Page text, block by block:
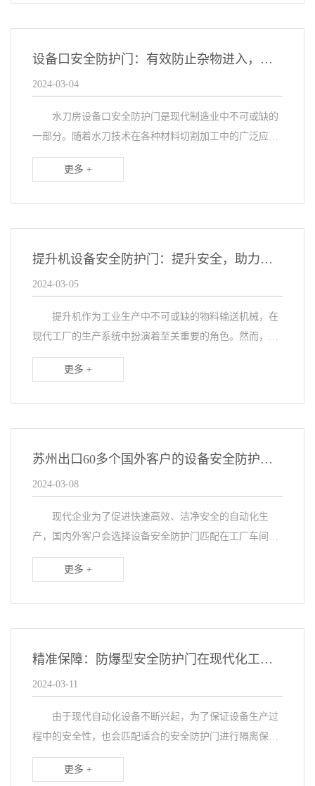
设备口安全防护门：有效防止杂物进入，保障切割质量
2024-03-04
水刀房设备口安全防护门是现代制造业中不可或缺的
一部分。随着水刀技术在各种材料切割加工中的广泛应
用，保障设备安全切割成为一项重要任务。为了防止外部
人员和杂物进入水刀房，从而确保操作人员的人身安全，
更多 +
提升机设备安全防护门：提升安全，助力高效生产
2024-03-05
提升机作为工业生产中不可或缺的物料输送机械，在
现代工厂的生产系统中扮演着至关重要的角色。然而，随
着生产自动化程度的不断提高，对于提升机设备的安全性
和效率要求也日益增加。为了保障工人的安全，并确保
更多 +
苏州出口60多个国外客户的设备安全防护门厂家
2024-03-08
现代企业为了促进快速高效、洁净安全的自动化生
产，国内外客户会选择设备安全防护门匹配在工厂车间洞
口，既能实现密封防尘，又能自动感应、内外隔离而促进
快速进出。客户在国外建立新建厂房，该如何选择适合又
更多 +
精准保障：防爆型安全防护门在现代化工设备中的应用
2024-03-11
由于现代自动化设备不断兴起，为了保证设备生产过
程中的安全性，也会匹配适合的安全防护门进行隔离保
护，对于化工领域、涉及危化品设备，客户会选择防爆型
安全防护门，不仅能实现设备生产过程中的防爆安全性，
更多 +